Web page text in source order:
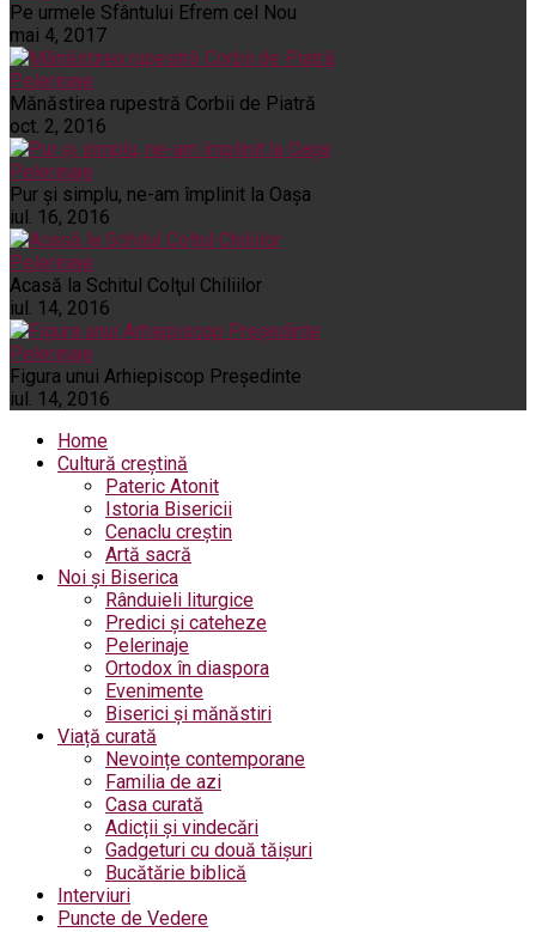
Pe urmele Sfântului Efrem cel Nou
mai 4, 2017
Pelerinaje
Mănăstirea rupestră Corbii de Piatră
oct. 2, 2016
Pelerinaje
Pur şi simplu, ne-am împlinit la Oaşa
iul. 16, 2016
Pelerinaje
Acasă la Schitul Colţul Chiliilor
iul. 14, 2016
Pelerinaje
Figura unui Arhiepiscop Preşedinte
iul. 14, 2016
Home
Cultură creștină
Pateric Atonit
Istoria Bisericii
Cenaclu creștin
Artă sacră
Noi și Biserica
Rânduieli liturgice
Predici și cateheze
Pelerinaje
Ortodox în diaspora
Evenimente
Biserici și mănăstiri
Viață curată
Nevoințe contemporane
Familia de azi
Casa curată
Adicții și vindecări
Gadgeturi cu două tăișuri
Bucătărie biblică
Interviuri
Puncte de Vedere